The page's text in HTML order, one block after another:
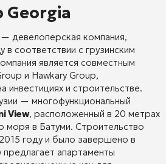
Georgia
— девелоперская компания,
в соответствии с грузинским
является совместным
и Hawkary Group,
инвестициях и строительстве.
— многофункциональный
View, расположенный в 20 метрах
моря в Батуми. Строительство
году и было завершено в
предлагает апартаменты